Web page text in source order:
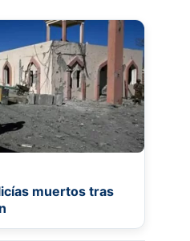
muertos tras